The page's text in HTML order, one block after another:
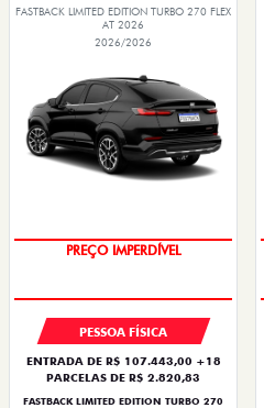
FASTBACK LIMITED EDITION TURBO 270 FLEX
AT 2026
2026/2026
PREÇO IMPERDÍVEL
PESSOA FÍSICA
ENTRADA DE R$ 107.443,00 +18
PARCELAS DE R$ 2.820,83
FASTBACK LIMITED EDITION TURBO 270